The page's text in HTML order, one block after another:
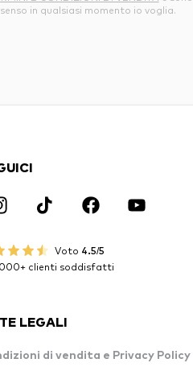
in qualsiasi momento io voglia.
Voto 4.5/5
clienti soddisfatti
LEGALI
di vendita e Privacy Policy